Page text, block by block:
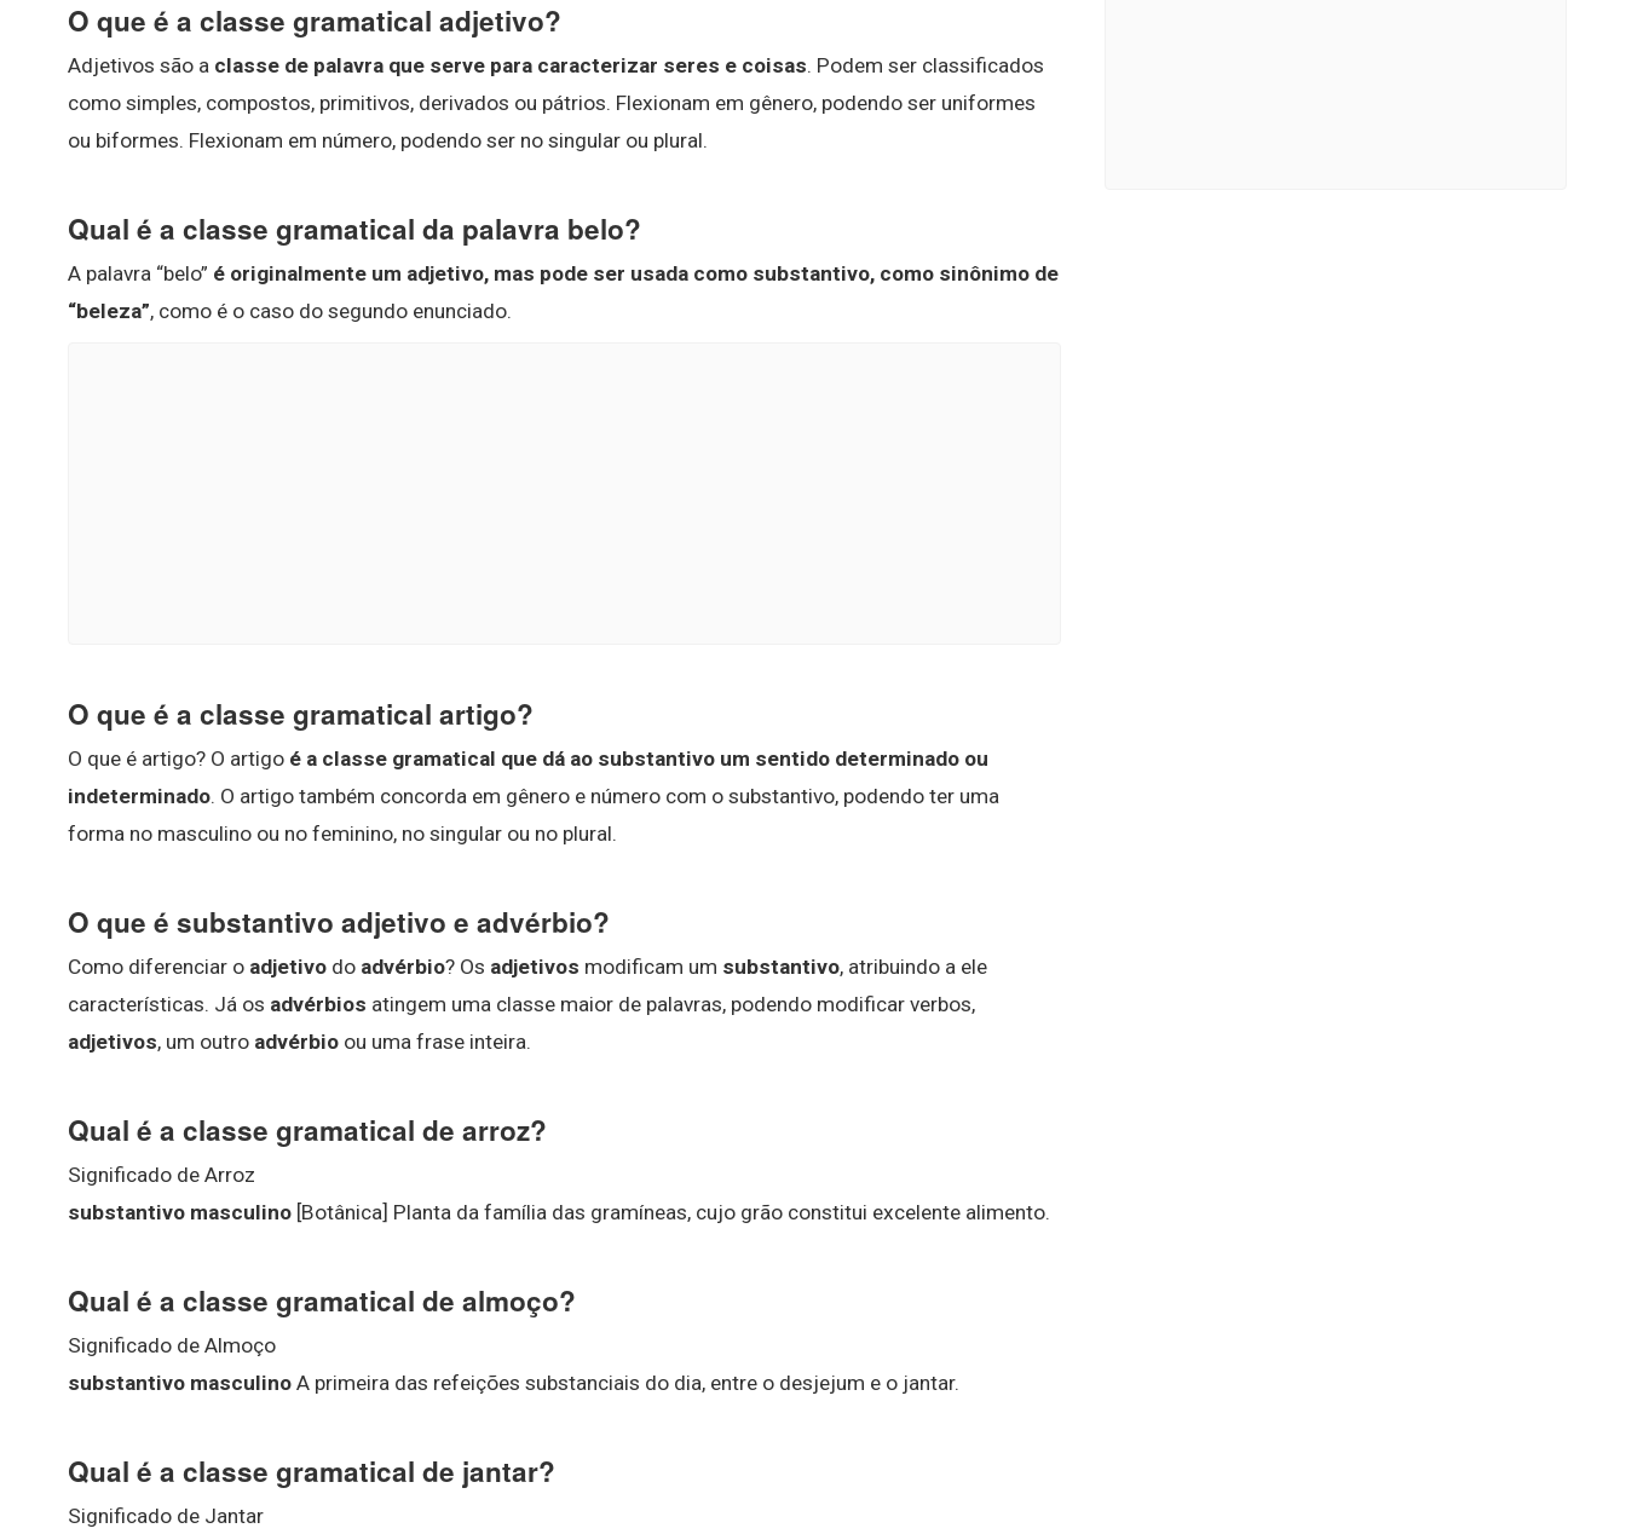
O que é a classe gramatical adjetivo?
Adjetivos são a classe de palavra que serve para caracterizar seres e coisas. Podem ser classificados
como simples, compostos, primitivos, derivados ou pátrios. Flexionam em gênero, podendo ser uniformes
ou biformes. Flexionam em número, podendo ser no singular ou plural.
Qual é a classe gramatical da palavra belo?
A palavra “belo” é originalmente um adjetivo, mas pode ser usada como substantivo, como sinônimo de
“beleza”, como é o caso do segundo enunciado.
O que é a classe gramatical artigo?
O que é artigo? O artigo é a classe gramatical que dá ao substantivo um sentido determinado ou
indeterminado. O artigo também concorda em gênero e número com o substantivo, podendo ter uma
forma no masculino ou no feminino, no singular ou no plural.
O que é substantivo adjetivo e advérbio?
Como diferenciar o adjetivo do advérbio? Os adjetivos modificam um substantivo, atribuindo a ele
características. Já os advérbios atingem uma classe maior de palavras, podendo modificar verbos,
adjetivos, um outro advérbio ou uma frase inteira.
Qual é a classe gramatical de arroz?
Significado de Arroz
substantivo masculino [Botânica] Planta da família das gramíneas, cujo grão constitui excelente alimento.
Qual é a classe gramatical de almoço?
Significado de Almoço
substantivo masculino A primeira das refeições substanciais do dia, entre o desjejum e o jantar.
Qual é a classe gramatical de jantar?
Significado de Jantar